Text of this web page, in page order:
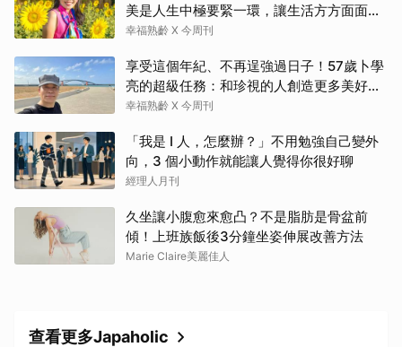
美是人生中極要緊一環，讓生活方方面面，
更加豐富有樂趣
幸福熟齡 X 今周刊
享受這個年紀、不再逞強過日子！57歲卜學
亮的超級任務：和珍視的人創造更多美好記
憶
幸福熟齡 X 今周刊
「我是 I 人，怎麼辦？」不用勉強自己變外
向，3 個小動作就能讓人覺得你很好聊
經理人月刊
久坐讓小腹愈來愈凸？不是脂肪是骨盆前
傾！上班族飯後3分鐘坐姿伸展改善方法
Marie Claire美麗佳人
查看更多Japaholic